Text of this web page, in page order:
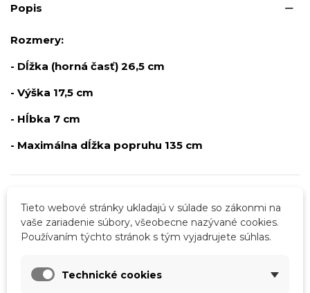
Popis
Rozmery:
- Dĺžka (horná časť) 26,5 cm
- Výška 17,5 cm
- Hĺbka 7 cm
- Maximálna dĺžka popruhu 135 cm
Tabuľka vlastností
Farba
Tieto webové stránky ukladajú v súlade so zákonmi na
vaše zariadenie súbory, všeobecne nazývané cookies.
Používaním týchto stránok s tým vyjadrujete súhlas.
Technické cookies